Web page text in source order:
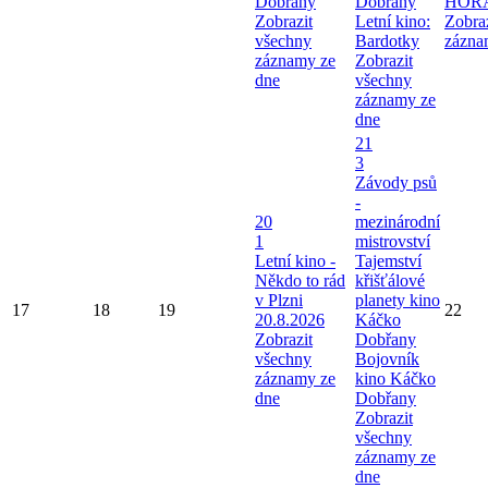
Zobrazit
všechny
záznamy ze
dne
Letní kino:
Bardotky
Zobrazit
všechny
záznamy ze
dne
17 18 19
20
1
Letní kino -
Někdo to rád
v Plzni
20.8.2026
Zobrazit
všechny
záznamy ze
dne
21
3
Závody psů
-
mezinárodní
mistrovství
Tajemství
křišťálové
planety kino
Káčko
Dobřany
Bojovník
kino Káčko
Dobřany
Zobrazit
všechny
záznamy ze
dne
22